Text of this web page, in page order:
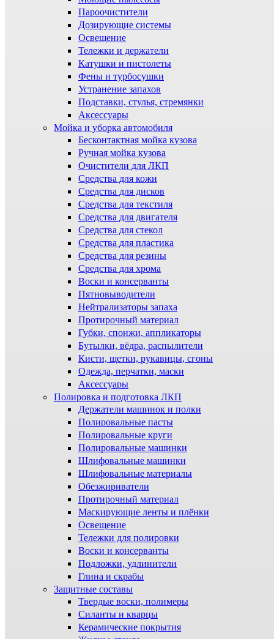
Пароочистители
Дозирующие системы
Освещение
Тележки и держатели
Катушки и пистолеты
Фены и турбосушки
Устранение запахов
Подставки, стулья, стремянки
Аксессуары
Мойка и уборка автомобиля
Бесконтактная мойка кузова
Ручная мойка кузова
Очистители для ЛКП
Средства для кожи
Средства для дисков
Средства для текстиля
Средства для двигателя
Средства для стекол
Средства для пластика
Средства для резины
Средства для хрома
Воски и консерванты
Пятновыводители
Нейтрализаторы запаха
Протирочный материал
Губки, спонжи, аппликаторы
Бутылки, вёдра, распылители
Кисти, щетки, рукавицы, сгоны
Одежда, перчатки, маски
Аксессуары
Полировка и подготовка ЛКП
Держатели машинок и полки
Полировальные пасты
Полировальные круги
Полировальные машинки
Шлифовальные машинки
Шлифовальные материалы
Обезжириватели
Протирочный материал
Маскирующие ленты и плёнки
Освещение
Тележки для полировки
Воски и консерванты
Подложки, удлинители
Глина и скрабы
Защитные составы
Твердые воски, полимеры
Силанты и кварцы
Керамические покрытия